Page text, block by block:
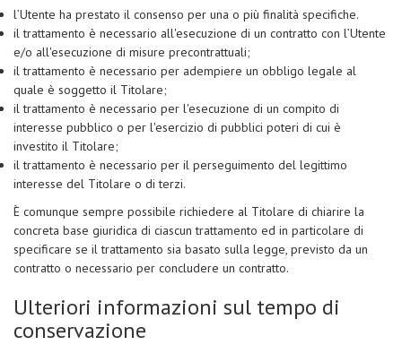
l’Utente ha prestato il consenso per una o più finalità specifiche.
il trattamento è necessario all'esecuzione di un contratto con l’Utente
e/o all'esecuzione di misure precontrattuali;
il trattamento è necessario per adempiere un obbligo legale al
quale è soggetto il Titolare;
il trattamento è necessario per l'esecuzione di un compito di
interesse pubblico o per l'esercizio di pubblici poteri di cui è
investito il Titolare;
il trattamento è necessario per il perseguimento del legittimo
interesse del Titolare o di terzi.
È comunque sempre possibile richiedere al Titolare di chiarire la
concreta base giuridica di ciascun trattamento ed in particolare di
specificare se il trattamento sia basato sulla legge, previsto da un
contratto o necessario per concludere un contratto.
Ulteriori informazioni sul tempo di
conservazione